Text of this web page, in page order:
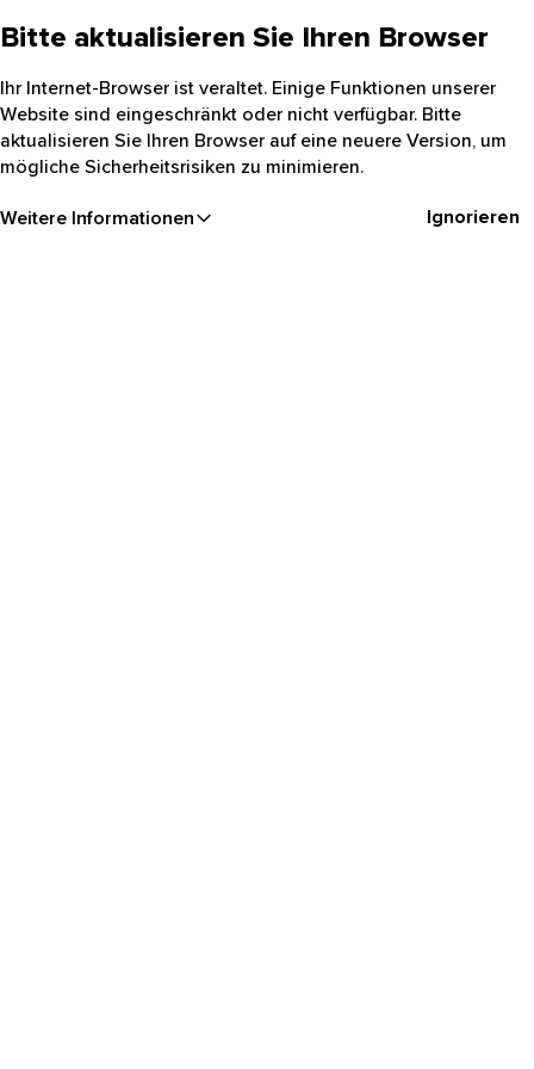
Bitte aktualisieren Sie Ihren Browser
Ihr Internet-Browser ist veraltet. Einige Funktionen unserer
Website sind eingeschränkt oder nicht verfügbar. Bitte
aktualisieren Sie Ihren Browser auf eine neuere Version, um
mögliche Sicherheitsrisiken zu minimieren.
Weitere Informationen Ignorieren